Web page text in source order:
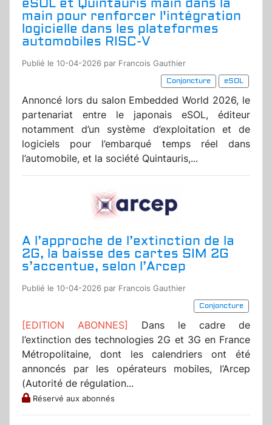
eSOL et Quintauris main dans la
main pour renforcer l'intégration
logicielle dans les plateformes
automobiles RISC-V
Publié le 10-04-2026 par Francois Gauthier
Conjoncture
eSOL
Annoncé lors du salon Embedded World 2026, le
partenariat entre le japonais eSOL, éditeur
notamment d’un système d’exploitation et de
logiciels pour l’embarqué temps réel dans
l’automobile, et la société Quintauris,...
A l’approche de l’extinction de la
2G, la baisse des cartes SIM 2G
s’accentue, selon l’Arcep
Publié le 10-04-2026 par Francois Gauthier
Conjoncture
[EDITION ABONNES] Dans le cadre de
l’extinction des technologies 2G et 3G en France
Métropolitaine, dont les calendriers ont été
annoncés par les opérateurs mobiles, l’Arcep
(Autorité de régulation...
Réservé aux abonnés